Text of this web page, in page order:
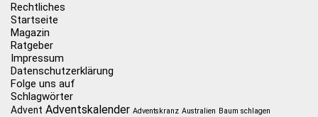
Rechtliches
Startseite
Magazin
Ratgeber
Impressum
Datenschutzerklärung
Folge uns auf
Schlagwörter
Advent Adventskalender Adventskranz Australien Baum schlagen